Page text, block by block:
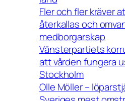
Fler och fler kräver
återkallas och
medborgarskap
Vänsterpartiets
att vården fungera
Stockholm
Olle Möller –